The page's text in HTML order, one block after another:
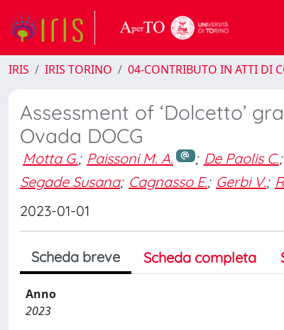
IRIS IRIS TORINO 04-CONTRIBUTO IN ATTI DI
Assessment of ‘Dolcetto’
Ovada DOCG
Motta G.; Paissoni M. A. ; De Paolis C.;
Segade Susana; Cagnasso E.; Gerbi V.;
2023-01-01
Scheda breve Scheda completa
Anno
2023